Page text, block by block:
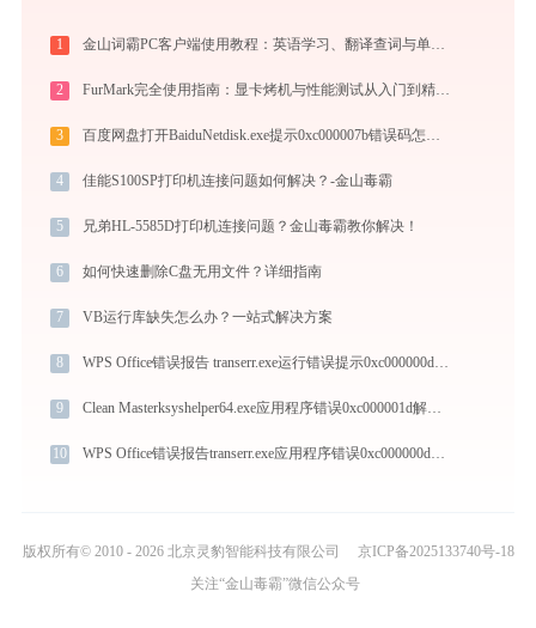
1 金山词霸PC客户端使用教程：英语学习、翻译查词与单词记忆的一站式语言助手
2 FurMark完全使用指南：显卡烤机与性能测试从入门到精通（2026最新）
3 百度网盘打开BaiduNetdisk.exe提示0xc000007b错误码怎么办
4 佳能S100SP打印机连接问题如何解决？-金山毒霸
5 兄弟HL-5585D打印机连接问题？金山毒霸教你解决！
6 如何快速删除C盘无用文件？详细指南
7 VB运行库缺失怎么办？一站式解决方案
8 WPS Office错误报告 transerr.exe运行错误提示0xc000000d的解决办法
9 Clean Masterksyshelper64.exe应用程序错误0xc000001d解决方法
10 WPS Office错误报告transerr.exe应用程序错误0xc000000d解决方法
版权所有© 2010 - 2026 北京灵豹智能科技有限公司
京ICP备2025133740号-18
关注“金山毒霸”微信公众号